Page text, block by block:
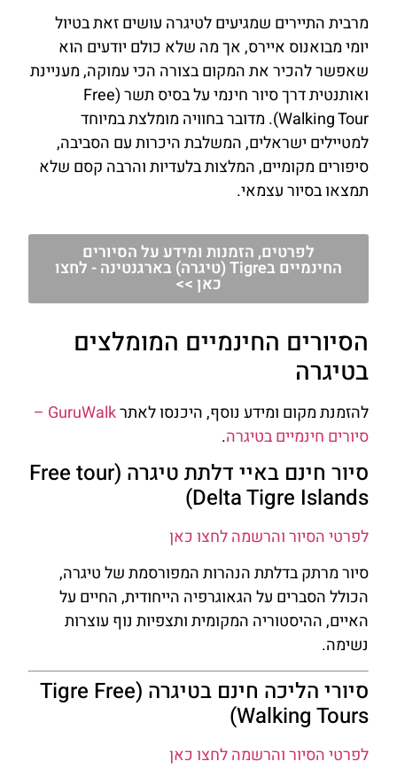
מרבית התיירים שמגיעים לטיגרה עושים זאת בטיול
יומי מבואנוס איירס, אך מה שלא כולם יודעים הוא
שאפשר להכיר את המקום בצורה הכי עמוקה, מעניינת
ואותנטית דרך סיור חינמי על בסיס תשר (Free
Walking Tour). מדובר בחוויה מומלצת במיוחד
למטיילים ישראלים, המשלבת היכרות עם הסביבה,
סיפורים מקומיים, המלצות בלעדיות והרבה קסם שלא
תמצאו בסיור עצמאי.
לפרטים, הזמנות ומידע על הסיורים
החינמיים בTigre (טיגרה) בארגנטינה - לחצו
כאן >>
הסיורים החינמיים המומלצים
בטיגרה
להזמנת מקום ומידע נוסף, היכנסו לאתר
GuruWalk –
סיורים חינמיים בטיגרה.
סיור חינם באיי דלתת טיגרה (Free tour
Delta Tigre Islands)
לפרטי הסיור והרשמה לחצו כאן
סיור מרתק בדלתת הנהרות המפורסמת של טיגרה,
הכולל הסברים על הגאוגרפיה הייחודית, החיים על
האיים, ההיסטוריה המקומית ותצפיות נוף עוצרות
נשימה.
סיורי הליכה חינם בטיגרה (Tigre Free
Walking Tours)
לפרטי הסיור והרשמה לחצו כאן